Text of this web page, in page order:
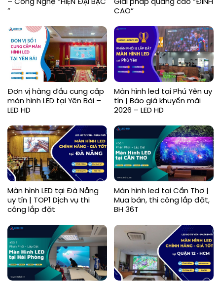
– Công Nghệ “HIỆN ĐẠI BẬC
”
Giải pháp quảng cáo “ĐỈNH
CAO”
Đơn vị hàng đầu cung cấp
màn hình LED tại Yên Bái –
LED HD
Màn hình led tại Phú Yên uy
tín | Báo giá khuyến mãi
2026 – LED HD
Màn hình LED tại Đà Nẵng
uy tín | TOP1 Dịch vụ thi
công lắp đặt
Màn hình led tại Cần Thơ |
Mua bán, thi công lắp đặt,
BH 36T